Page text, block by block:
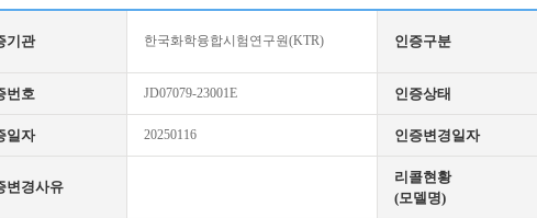
기관 한국화학융합시험연구원(KTR) 인증구분
번호 JD07079-23001E 인증상태
일자 20250116 인증변경일자
변경사유
리콜현황
(모델명)